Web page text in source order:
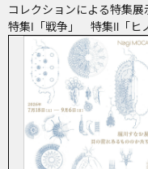
コレクションによる特集
特集Ⅰ「戦争」 特集Ⅱ「ヒ
ル・イルミネーション」